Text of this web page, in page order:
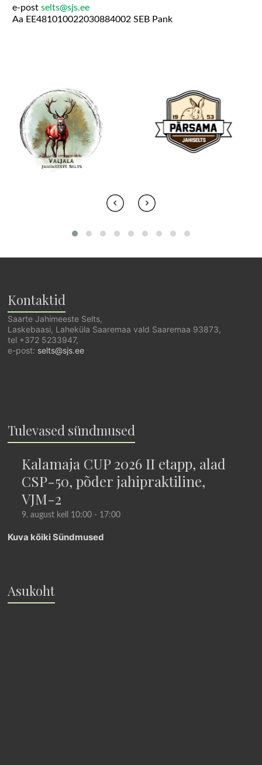
e-postselts@sjs.ee
Aa EE481010022030884002 SEB Pank
Kontaktid
Saarte Jahimeeste Selts,
Laskebaasi, Laheküla Saaremaa vald Saaremaa 93873,
tel +372 5233947,
e-post: selts@sjs.ee
Tulevased sündmused
Kalamaja CUP 2026 II etapp, alad
CSP-50, põder jahipraktiline,
VJM-2
9. august kell 10:00 - 17:00
Kuva kõiki Sündmused
Asukoht